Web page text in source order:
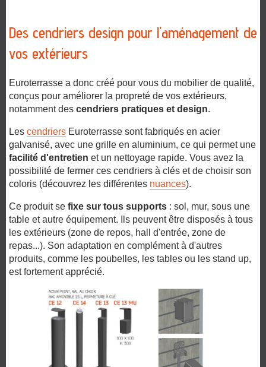
Des cendriers design pour l'aménagement de
vos extérieurs
Euroterrasse a donc créé pour vous du mobilier de qualité,
conçus pour améliorer la propreté de vos extérieurs,
notamment des cendriers pratiques et design.
Les cendriers Euroterrasse sont fabriqués en acier
galvanisé, avec une grille en aluminium, ce qui permet une
facilité d'entretien et un nettoyage rapide. Vous avez la
possibilité de fermer ces cendriers à clés et de choisir son
coloris (découvrez les différentes nuances).
Ce produit se fixe sur tous supports : sol, mur, sous une
table et autre équipement. Ils peuventêtre disposés à tous
les extérieurs (zone de repos, hall d'entrée, zone de
repas...). Son adaptation en complément à d'autres
produits, comme les poubelles, les tables ou les stand up,
est fortement apprécié.